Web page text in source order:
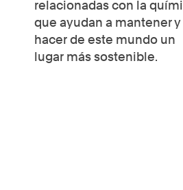
relacionadas con la
que ayudan a mantener y
hacer de este mundo un
lugar más sostenible.